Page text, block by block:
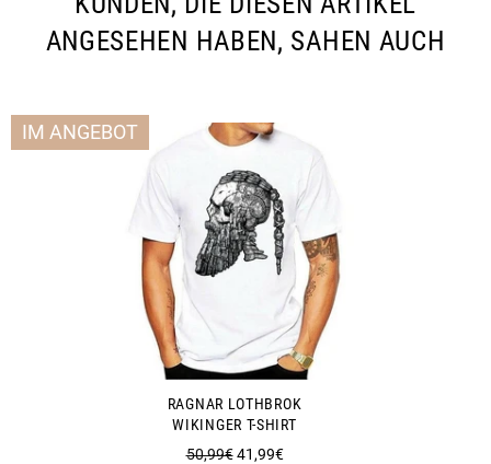
ANGESEHEN HABEN, SAHEN AUCH
RAGNAR LOTHBROK
WIKINGER T-SHIRT
Normaler
50,99€Sonderpreis
41,99€
IM ANGEBOT